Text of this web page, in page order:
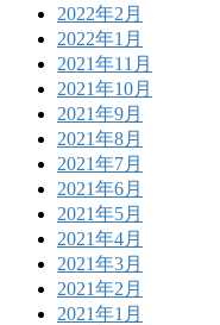
2022年2月
2022年1月
2021年11月
2021年10月
2021年9月
2021年8月
2021年7月
2021年6月
2021年5月
2021年4月
2021年3月
2021年2月
2021年1月